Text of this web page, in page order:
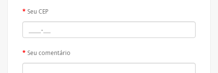
Seu CEP
Seu comentário